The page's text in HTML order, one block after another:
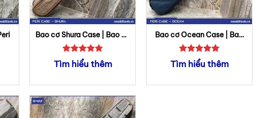
Bao cơ Shura Case | Bao cơ
Peri
Được xếp
hạng55
Tìm hiểu thêm
Bao cơ Ocean Case | Bao
cơ Peri
Được xếp
hạng55
Tìm hiểu thêm